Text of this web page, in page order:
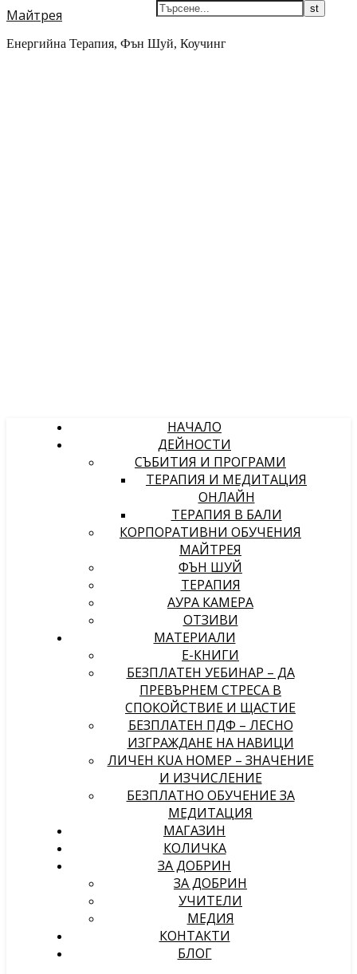
Майтрея
Енергийна Терапия, Фън Шуй, Коучинг
НАЧАЛО
ДЕЙНОСТИ
СЪБИТИЯ И ПРОГРАМИ
ТЕРАПИЯ И МЕДИТАЦИЯ
ОНЛАЙН
ТЕРАПИЯ В БАЛИ
КОРПОРАТИВНИ ОБУЧЕНИЯ
МАЙТРЕЯ
ФЪН ШУЙ
ТЕРАПИЯ
АУРА КАМЕРА
ОТЗИВИ
МАТЕРИАЛИ
Е-КНИГИ
БЕЗПЛАТЕН УЕБИНАР – ДА
ПРЕВЪРНЕМ СТРЕСА В
СПОКОЙСТВИЕ И ЩАСТИЕ
БЕЗПЛАТЕН ПДФ – ЛЕСНО
ИЗГРАЖДАНЕ НА НАВИЦИ
ЛИЧЕН KUA НОМЕР – ЗНАЧЕНИЕ
И ИЗЧИСЛЕНИЕ
БЕЗПЛАТНО ОБУЧЕНИЕ ЗА
МЕДИТАЦИЯ
МАГАЗИН
КОЛИЧКА
ЗА ДОБРИН
ЗА ДОБРИН
УЧИТЕЛИ
МЕДИЯ
КОНТАКТИ
БЛОГ